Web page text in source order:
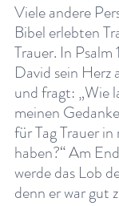
Viele andere
Bibel erlebten
Trauer. In
David sein Herz
und fragt: „Wie
meinen
für Tag Trauer
haben?“ Am
werde das Lob
denn er war gut